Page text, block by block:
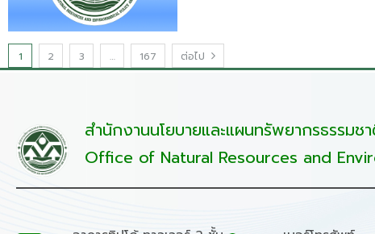
1 2 3 … 167 ต่อไป
สำนักงานนโยบายและแผนทรัพยากรธรรมช
Office of Natural Resources and